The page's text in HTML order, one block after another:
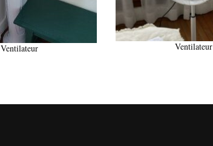
Ventilateur Ventilateur